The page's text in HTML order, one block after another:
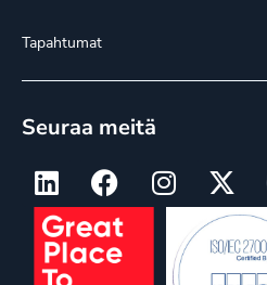
Tapahtumat
Seuraa meitä